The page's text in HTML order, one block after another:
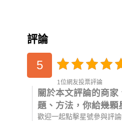
評論
5
1位網友投票評論
關於本文評論的商
題、方法，你給幾顆
歡迎一起點擊星號參與評論